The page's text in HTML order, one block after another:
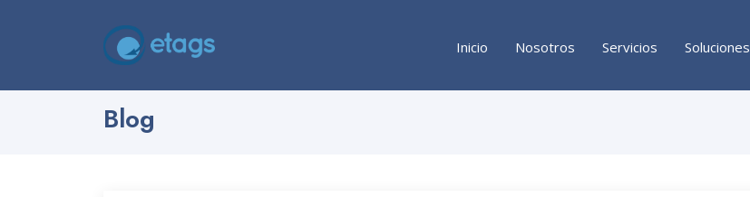
Inicio Nosotros Servicios Soluciones
Blog